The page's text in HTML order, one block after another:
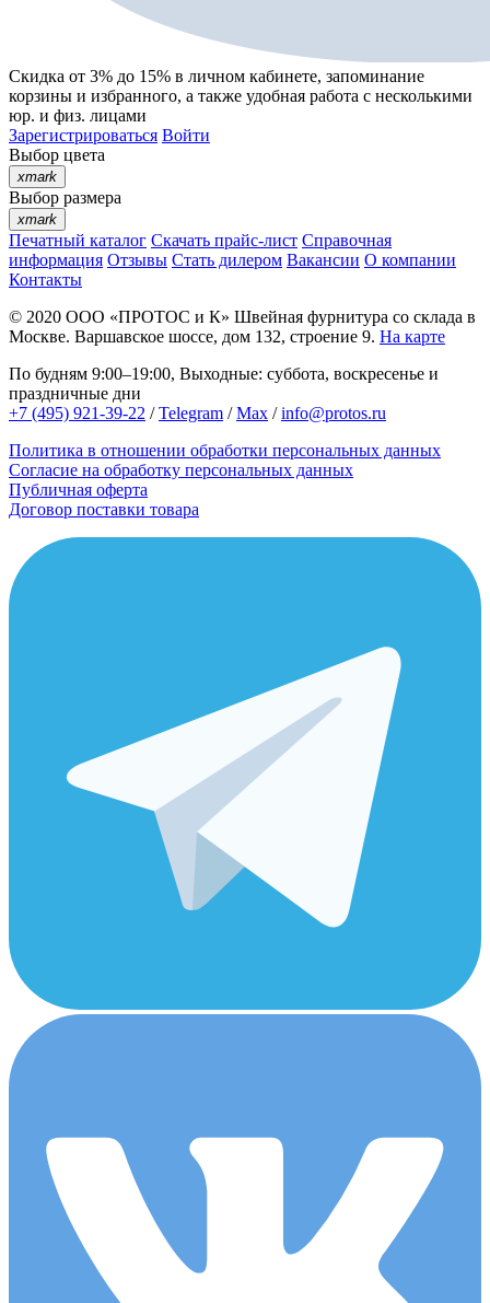
Скидка от 3% до 15% в личном кабинете, запоминание
корзины и избранного, а также удобная работа с несколькими
юр. и физ. лицами
Зарегистрироваться Войти
Выбор цвета
xmark
Выбор размера
xmark
Печатный каталог Скачать прайс-лист Справочная
информация Отзывы Стать дилером Вакансии О компании
Контакты
© 2020 ООО «ПРОТОС и К» Швейная фурнитура со склада в
Москве. Варшавское шоссе, дом 132, строение 9. На карте
По будням 9:00–19:00, Выходные: суббота, воскресенье и
праздничные дни
+7 (495) 921-39-22 /Telegram /Max /info@protos.ru
Политика в отношении обработки персональных данных
Согласие на обработку персональных данных
Публичная оферта
Договор поставки товара